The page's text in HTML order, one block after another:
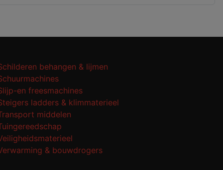
behangen & lijmen
en freesmachines
ladders & klimmaterieel
middelen
& bouwdrogers